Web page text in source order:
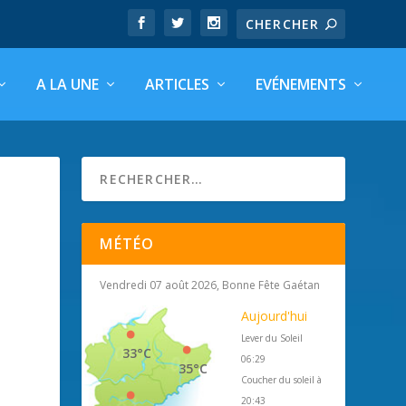
A LA UNE ARTICLES EVÉNEMENTS
MÉTÉO
Vendredi 07 août 2026, Bonne Fête Gaétan
35°C
33°C
Aujourd'hui
Lever du Soleil
06:29
Coucher du soleil à
20:43